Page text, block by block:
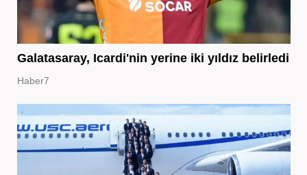
Galatasaray, Icardi'nin yerine iki yıldız belirledi
Haber7